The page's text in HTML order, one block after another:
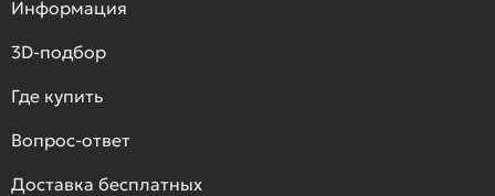
Информация
3D-подбор
Где купить
Вопрос-ответ
Доставка бесплатных